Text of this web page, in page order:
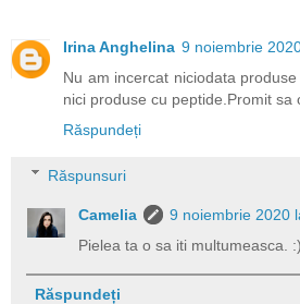
Irina Anghelina 9 noiembrie
Nu am incercat niciodata
nici produse cu peptide.Promit sa
Răspundeți
Răspunsuri
Camelia
9 noiembrie 2020
Pielea ta o sa iti multumeasca. :)
Răspundeți